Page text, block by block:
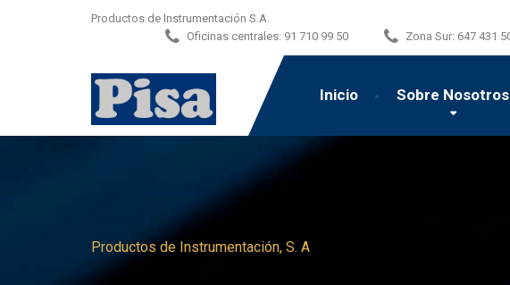
Productos de Instrumentación S.A.
Oficinas centrales: 91 710 99 50 Zona Sur: 647 431
Inicio Sobre Nosotros
Productos de Instrumentación, S. A